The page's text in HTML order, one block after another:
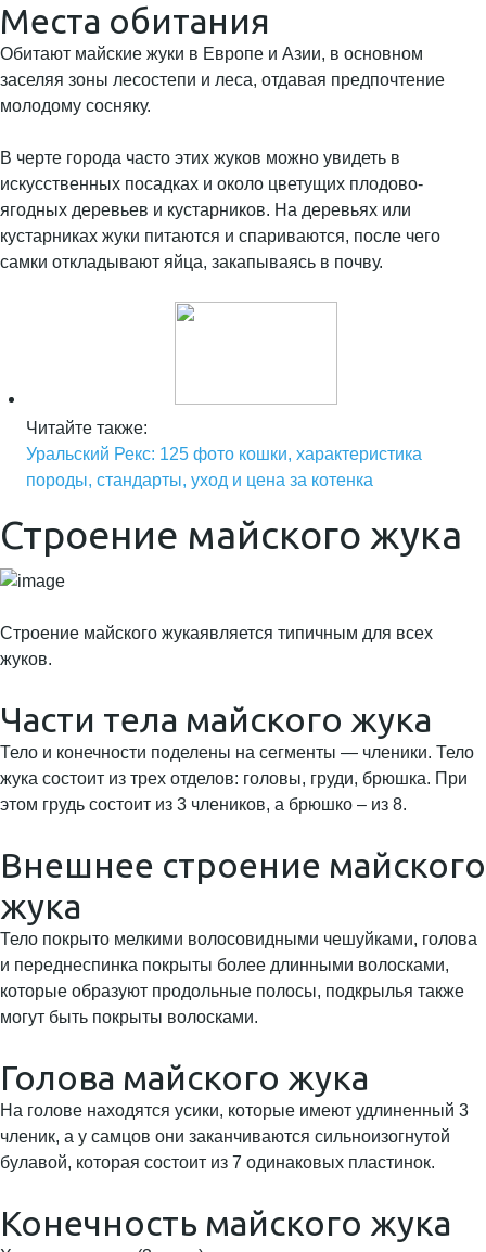
Места обитания
Обитают майские жуки в Европе и Азии, в основном
заселяя зоны лесостепи и леса, отдавая предпочтение
молодому сосняку.
В черте города часто этих жуков можно увидеть в
искусственных посадках и около цветущих плодово-
ягодных деревьев и кустарников. На деревьях или
кустарниках жуки питаются и спариваются, после чего
самки откладывают яйца, закапываясь в почву.
Читайте также:
Уральский Рекс: 125 фото кошки, характеристика
породы, стандарты, уход и цена за котенка
Строение майского жука
Строение майского жукаявляется типичным для всех
жуков.
Части тела майского жука
Тело и конечности поделены на сегменты — членики. Тело
жука состоит из трех отделов: головы, груди, брюшка. При
этом грудь состоит из 3 члеников, а брюшко – из 8.
Внешнее строение майского
жука
Тело покрыто мелкими волосовидными чешуйками, голова
и переднеспинка покрыты более длинными волосками,
которые образуют продольные полосы, подкрылья также
могут быть покрыты волосками.
Голова майского жука
На голове находятся усики, которые имеют удлиненный 3
членик, а у самцов они заканчиваются сильноизогнутой
булавой, которая состоит из 7 одинаковых пластинок.
Конечность майского жука